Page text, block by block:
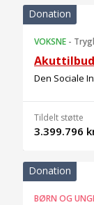
Donation
VOKSNE -
Den Sociale
Tildelt støtte
3.399.796
Donation
BØRN OG